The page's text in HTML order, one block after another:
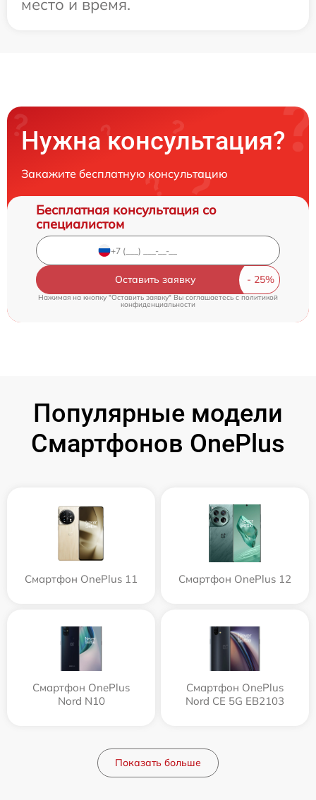
место и время.
Нужна консультация?
Закажите бесплатную консультацию
Бесплатная консультация со
специалистом
Оставить заявку
Нажимая на кнопку "Оставить заявку" Вы соглашаетесь c политикой
конфиденциальности
Популярные модели
Смартфонов OnePlus
Смартфон OnePlus 11 Смартфон OnePlus 12
Смартфон OnePlus
Nord N10
Смартфон OnePlus
Nord CE 5G EB2103
Показать больше